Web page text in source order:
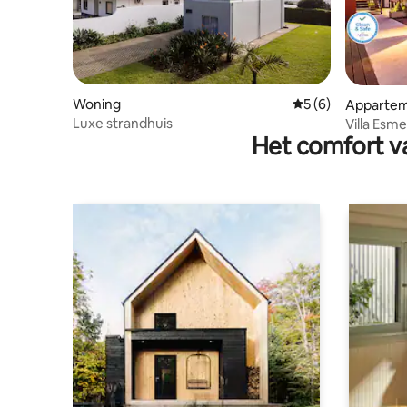
Woning Gemiddelde
5 (6)
Luxe strandhuis
Villa
Het comfort